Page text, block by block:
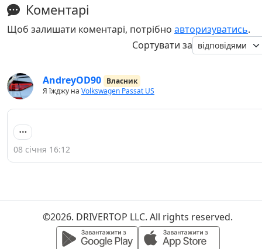
Коментарі
Щоб залишати коментарі, потрібно авторизуватись.
Сортувати за
AndreyOD90 Власник
Я їжджу на Volkswagen Passat US
08 січня 16:12
©2026. DRIVERTOP LLC. All rights reserved.